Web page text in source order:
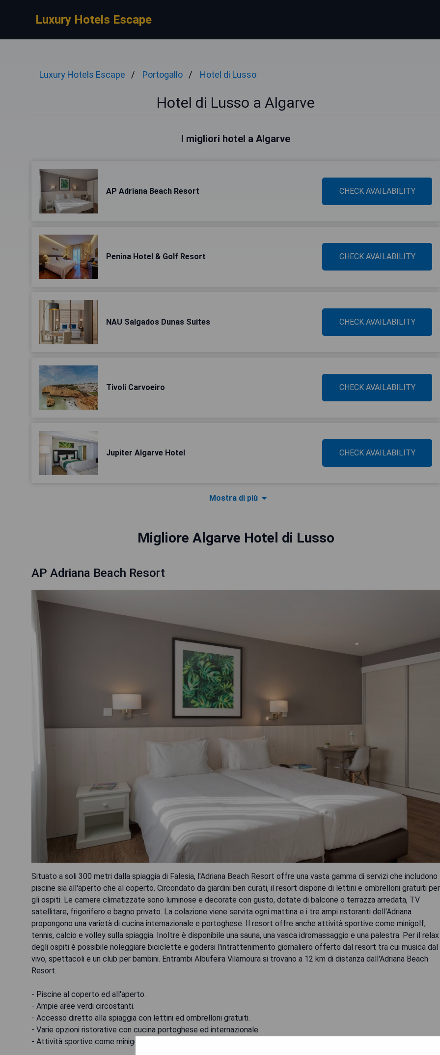
Luxury Hotels Escape
Luxury Hotels Escape Portogallo Hotel di Lusso
Hotel di Lusso a Algarve
I migliori hotel a Algarve
AP Adriana Beach Resort CHECK AVAILABILITY
Penina Hotel & Golf Resort CHECK AVAILABILITY
NAU Salgados Dunas Suites CHECK AVAILABILITY
Tivoli Carvoeiro CHECK AVAILABILITY
Jupiter Algarve Hotel CHECK AVAILABILITY
Mostra di più
Migliore Algarve Hotel di Lusso
AP Adriana Beach Resort
Situato a soli 300 metri dalla spiaggia di Falesia, l'Adriana Beach Resort offre una vasta gamma di servizi che includono
piscine sia all'aperto che al coperto. Circondato da giardini ben curati, il resort dispone di lettini e ombrelloni gratuiti per
gli ospiti. Le camere climatizzate sono luminose e decorate con gusto, dotate di balcone o terrazza arredata, TV
satellitare, frigorifero e bagno privato. La colazione viene servita ogni mattina e i tre ampi ristoranti dell'Adriana
propongono una varietà di cucina internazionale e portoghese. Il resort offre anche attività sportive come minigolf,
tennis, calcio e volley sulla spiaggia. Inoltre è disponibile una sauna, una vasca idromassaggio e una palestra. Per il relax
degli ospiti è possibile noleggiare biciclette e godersi l'intrattenimento giornaliero offerto dal resort tra cui musica dal
vivo, spettacoli e un club per bambini. Entrambi Albufeira Vilamoura si trovano a 12 km di distanza dall'Adriana Beach
Resort.
- Piscine al coperto ed all'aperto.
- Ampie aree verdi circostanti.
- Accesso diretto alla spiaggia con lettini ed ombrelloni gratuiti.
- Varie opzioni ristorative con cucina portoghese ed internazionale.
- Attività sportive come minigolf, tennis e calcio disponibili sul posto.